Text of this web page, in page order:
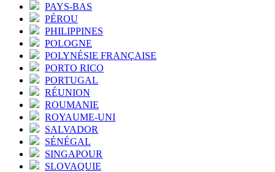
PAYS-BAS
PÉROU
PHILIPPINES
POLOGNE
POLYNÉSIE FRANÇAISE
PORTO RICO
PORTUGAL
RÉUNION
ROUMANIE
ROYAUME-UNI
SALVADOR
SÉNÉGAL
SINGAPOUR
SLOVAQUIE